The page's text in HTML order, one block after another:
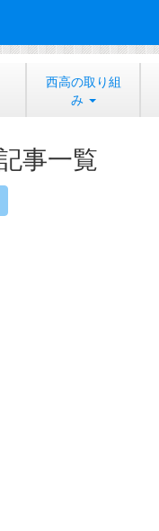
西高の取り組
み
事一覧